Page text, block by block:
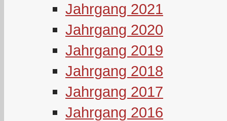
Jahrgang 2021
Jahrgang 2020
Jahrgang 2019
Jahrgang 2018
Jahrgang 2017
Jahrgang 2016